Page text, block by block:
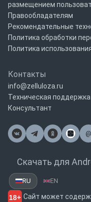
размещением
Правообладателям
Рекомендательные
Политика обработки
Политика
Контакты
info@zelluloza.ru
Техническая поддержка
Консультант
@
Скачать для
RU EN
18+ Сайт может